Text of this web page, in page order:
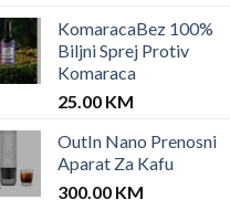
KomaracaBez 100%
Biljni Sprej Protiv
Komaraca
25.00 KM
OutIn Nano Prenosni
Aparat Za Kafu
300.00 KM